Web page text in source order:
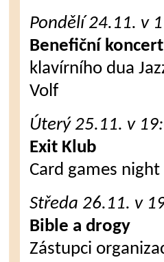
Pondělí 24.11. v
Benefiční koncert
klavírního dua
Volf
Úterý 25.11. v
Exit Klub
Card games night
Středa 26.11. v
Bible a drogy
Zástupci